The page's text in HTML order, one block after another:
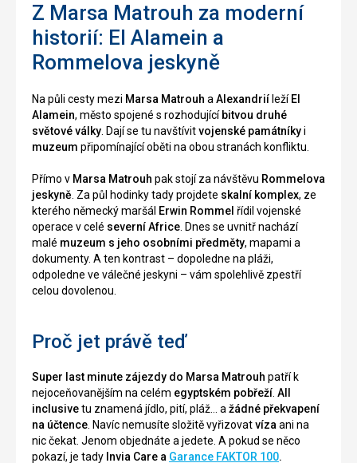
Z Marsa Matrouh za moderní
historií: El Alamein a
Rommelova jeskyně
Na půli cesty mezi Marsa Matrouh a Alexandrií leží El
Alamein, město spojené s rozhodující bitvou druhé
světové války . Dají se tu navštívitvojenské památníkyi
muzeum připomínající oběti na obou stranách konfliktu.
Přímo v Marsa Matrouh pak stojí za návštěvu Rommelova
jeskyně . Za půl hodinky tady projdete skalní komplex, ze
kterého německý maršál Erwin Rommel řídil vojenské
operace v celé severní Africe . Dnes se uvnitř nachází
malé muzeum s jeho osobními předměty, mapami a
dokumenty. A ten kontrast – dopoledne na pláži,
odpoledne ve válečné jeskyni – vám spolehlivě zpestří
celou dovolenou.
Proč jet právě teď
Super last minute zájezdy do Marsa Matrouh patří k
nejoceňovanějším na celém egyptském pobřeží All
inclusivetu znamená jídlo, pití, pláž… a žádné překvapení
na účtence . Navíc nemusíte složitě vyřizovatvíza ani na
nic čekat. Jenom objednáte a jedete. A pokud se něco
pokazí, je tady Invia Care a Garance FAKTOR 100.